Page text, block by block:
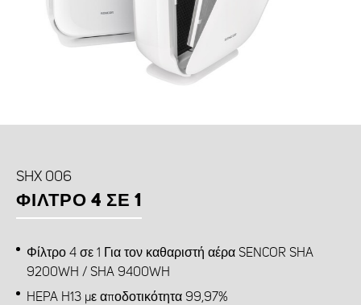
SHX 006
ΦΊΛΤΡΟ 4 ΣΕ 1
Φίλτρο 4 σε 1 Για τον καθαριστή αέρα SENCOR SHA
9200WH / SHA 9400WH
HEPA H13 με αποδοτικότητα 99,97%